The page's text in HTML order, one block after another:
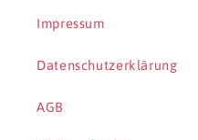
Impressum
Datenschutzerklärung
AGB